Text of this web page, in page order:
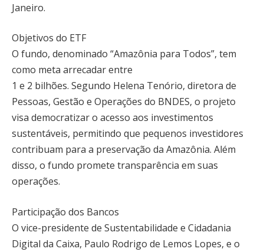
Janeiro.
Objetivos do ETF
O fundo, denominado “Amazônia para Todos”, tem
como meta arrecadar entre
1 e 2 bilhões. Segundo Helena Tenório, diretora de
Pessoas, Gestão e Operações do BNDES, o projeto
visa democratizar o acesso aos investimentos
sustentáveis, permitindo que pequenos investidores
contribuam para a preservação da Amazônia. Além
disso, o fundo promete transparência em suas
operações.
Participação dos Bancos
O vice-presidente de Sustentabilidade e Cidadania
Digital da Caixa, Paulo Rodrigo de Lemos Lopes, e o